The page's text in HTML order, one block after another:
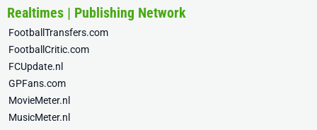
Realtimes | Publishing Network
FootballTransfers.com
FootballCritic.com
FCUpdate.nl
GPFans.com
MovieMeter.nl
MusicMeter.nl